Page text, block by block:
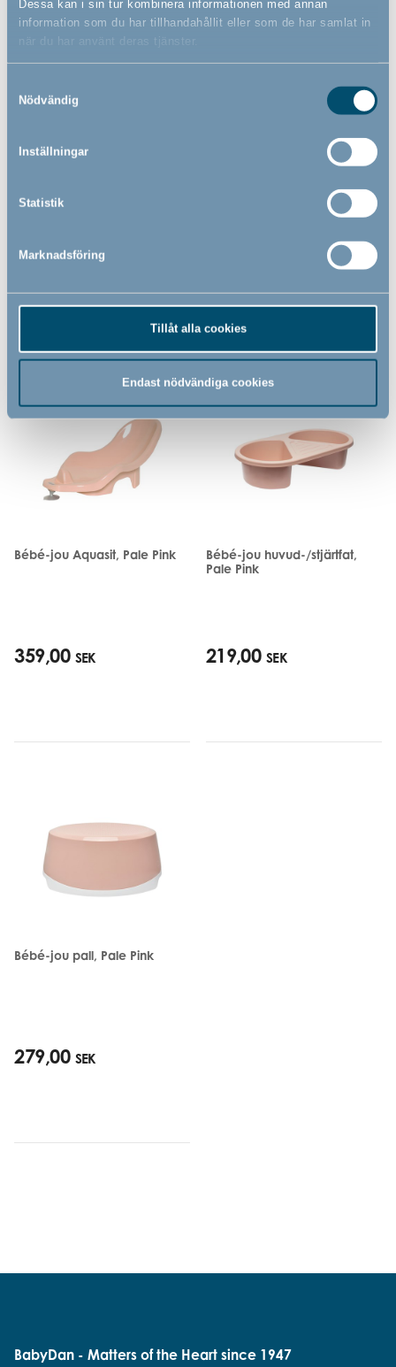
Dessa kan i sin tur kombinera informationen med annan
information som du har tillhandahållit eller som de har samlat in
när du har använt deras tjänster.
Nödvändig
Inställningar
Statistik
Marknadsföring
Tillåt alla cookies
Endast nödvändiga cookies
Bébé-jou click badkar, Pale
559,00 SEK
Bébé-jou badtermometer,
Bébé-jou Aquasit, Pale Pink
359,00 SEK
Bébé-jou huvud-/stjärtfat,
Pale Pink
219,00 SEK
Bébé-jou pall, Pale Pink
279,00 SEK
BabyDan - Matters of the Heart since 1947